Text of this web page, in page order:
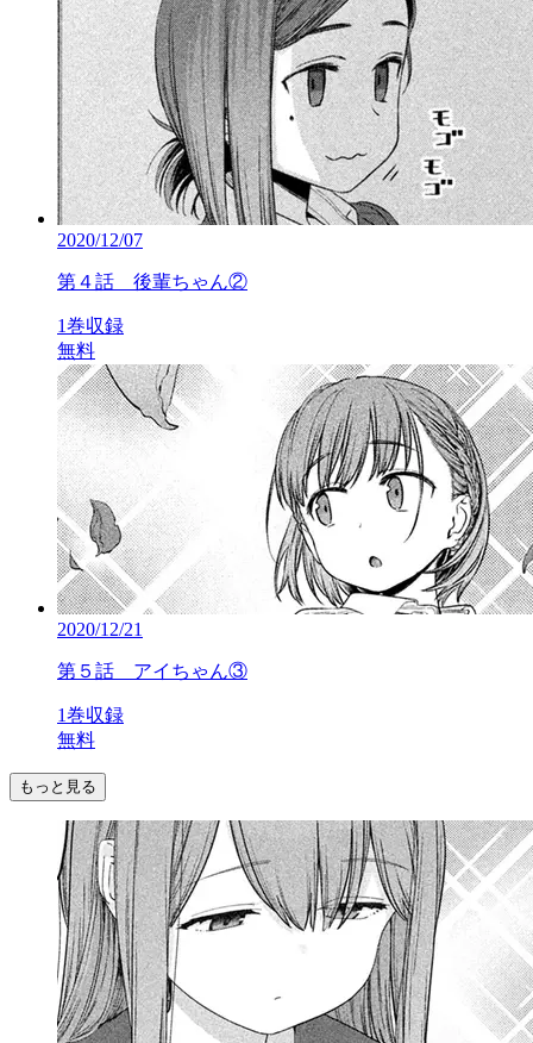
2020/12/07
第４話 後輩ちゃん②
1巻収録
無料
2020/12/21
第５話 アイちゃん③
1巻収録
無料
もっと見る